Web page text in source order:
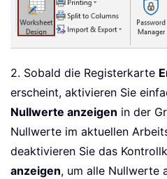
2. Sobald die Registerkarte
erscheint, aktivieren Sie
Nullwerte anzeigen in der
Nullwerte im aktuellen
deaktivieren Sie das
anzeigen, um alle Nullwerte